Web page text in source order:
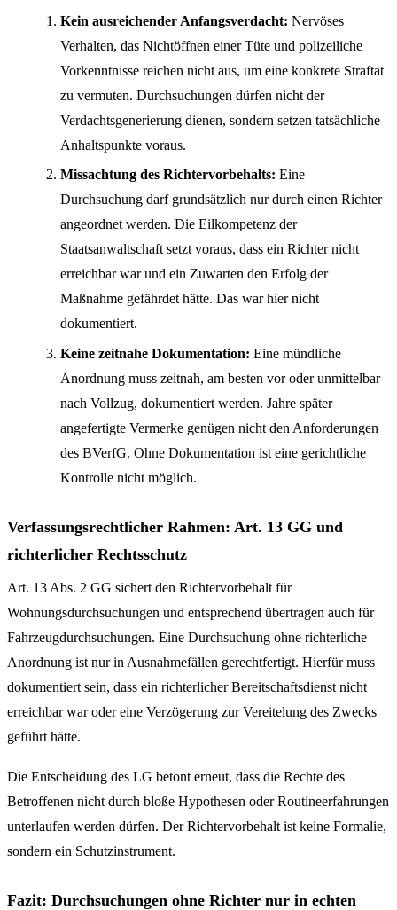
Kein ausreichender Anfangsverdacht: Nervöses
Verhalten, das Nichtöffnen einer Tüte und polizeiliche
Vorkenntnisse reichen nicht aus, um eine konkrete Straftat
zu vermuten. Durchsuchungen dürfen nicht der
Verdachtsgenerierung dienen, sondern setzen tatsächliche
Anhaltspunkte voraus.
Missachtung des Richtervorbehalts: Eine
Durchsuchung darf grundsätzlich nur durch einen Richter
angeordnet werden. Die Eilkompetenz der
Staatsanwaltschaft setzt voraus, dass ein Richter nicht
erreichbar war und ein Zuwarten den Erfolg der
Maßnahme gefährdet hätte. Das war hier nicht
dokumentiert.
Keine zeitnahe Dokumentation: Eine mündliche
Anordnung muss zeitnah, am besten vor oder unmittelbar
nach Vollzug, dokumentiert werden. Jahre später
angefertigte Vermerke genügen nicht den Anforderungen
des BVerfG. Ohne Dokumentation ist eine gerichtliche
Kontrolle nicht möglich.
Verfassungsrechtlicher Rahmen: Art. 13 GG und
richterlicher Rechtsschutz
Art. 13 Abs. 2 GG sichert den Richtervorbehalt für
Wohnungsdurchsuchungen und entsprechend übertragen auch für
Fahrzeugdurchsuchungen. Eine Durchsuchung ohne richterliche
Anordnung ist nur in Ausnahmefällen gerechtfertigt. Hierfür muss
dokumentiert sein, dass ein richterlicher Bereitschaftsdienst nicht
erreichbar war oder eine Verzögerung zur Vereitelung des Zwecks
geführt hätte.
Die Entscheidung des LG betont erneut, dass die Rechte des
Betroffenen nicht durch bloße Hypothesen oder Routineerfahrungen
unterlaufen werden dürfen. Der Richtervorbehalt ist keine Formalie,
sondern ein Schutzinstrument.
Fazit: Durchsuchungen ohne Richter nur in echten